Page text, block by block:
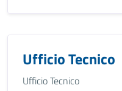
Ufficio Tecnico
Ufficio Tecnico